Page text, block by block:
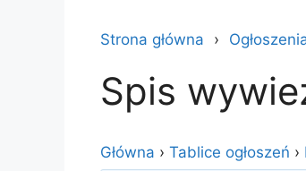
Strona główna
Spis
Główna › Tablice ogłoszeń ›